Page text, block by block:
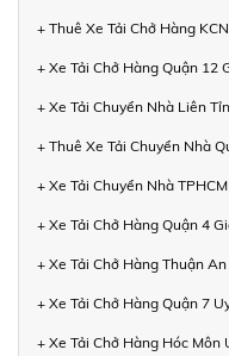
+ Thuê Xe Tải Chở Hàng
+ Xe Tải Chở Hàng Quận 12
+ Xe Tải Chuyển Nhà Liên
+ Thuê Xe Tải Chuyển Nhà
+ Xe Tải Chuyển Nhà
+ Xe Tải Chở Hàng Quận 4
+ Xe Tải Chở Hàng Thuận
+ Xe Tải Chở Hàng Quận 7
+ Xe Tải Chở Hàng Hóc Môn